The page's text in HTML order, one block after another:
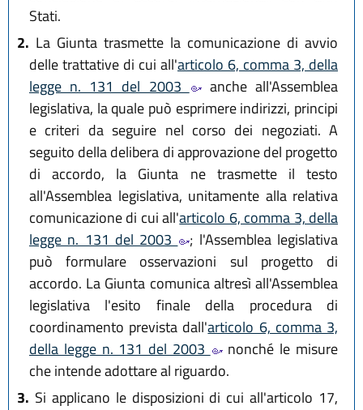
Stati.
2. La Giunta trasmette la comunicazione di avvio
delle trattative di cui all'articolo 6, comma 3, della
legge n. 131 del 2003
anche all'Assemblea
legislativa, la quale può esprimere indirizzi, principi
e criteri da seguire nel corso dei negoziati. A
seguito della delibera di approvazione del progetto
di accordo, la Giunta ne trasmette il testo
all'Assemblea legislativa, unitamente alla relativa
comunicazione di cui all'articolo 6, comma 3, della
legge n. 131 del 2003
; l'Assemblea legislativa
può formulare osservazioni sul progetto di
accordo. La Giunta comunica altresì all'Assemblea
legislativa l'esito finale della procedura di
coordinamento prevista dall'articolo 6, comma 3,
della legge n. 131 del 2003
nonché le misure
che intende adottare al riguardo.
3. Si applicano le disposizioni di cui all'articolo 17,